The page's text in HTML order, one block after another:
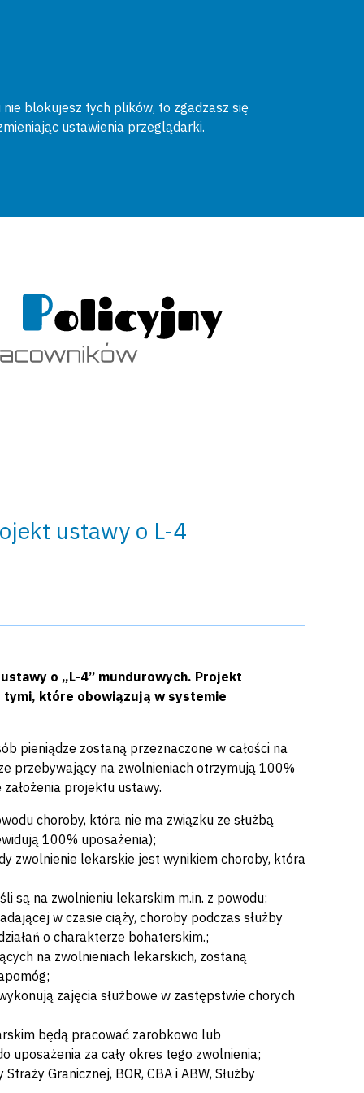
blokujesz tych plików, to zgadzasz się
ustawienia przeglądarki.
ustawy o L-4
o „L-4” mundurowych. Projekt
które obowiązują w systemie
pieniądze zostaną przeznaczone w całości na
przebywający na zwolnieniach otrzymują 100%
projektu ustawy.
choroby, która nie ma związku ze służbą
100% uposażenia);
zwolnienie lekarskie jest wynikiem choroby, która
są na zwolnieniu lekarskim m.in. z powodu:
w czasie ciąży, choroby podczas służby
o charakterze bohaterskim.;
na zwolnieniach lekarskich, zostaną
zajęcia służbowe w zastępstwie chorych
będą pracować zarobkowo lub
uposażenia za cały okres tego zwolnienia;
Granicznej, BOR, CBA i ABW, Służby